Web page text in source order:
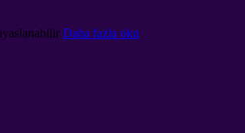
Daha fazla oku